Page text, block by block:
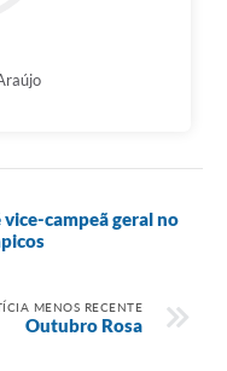
campeã geral no
MENOS RECENTE
Outubro Rosa